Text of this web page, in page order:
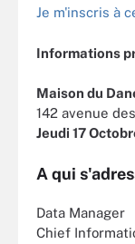
Je m'inscris à
Informations
Maison du
142 avenue
Jeudi 17
A qui
Data Manager
Chief